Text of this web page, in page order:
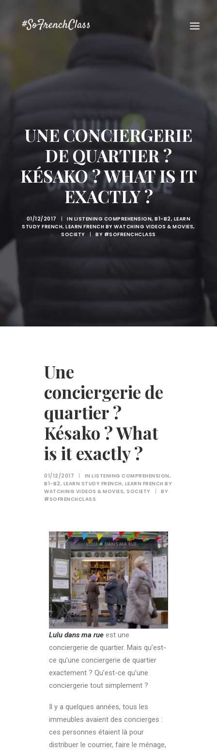
#SOFRENCHCLASS PRIVACY POLICY
Recherche
UNE CONCIERGERIE
DE QUARTIER ?
KÉSAKO ? WHAT IS IT
EXACTLY ?
01/12/2017 | IN LISTENING COMPREHENSION,B1-B2, LEARN
STUDY FRENCH,LEARN FRENCH BY WATCHING VIDEOS & MOVIES,
SOCIETY
| BY #SOFRENCHCLASS
Une
conciergerie de
quartier ?
Késako ? What
is it exactly ?
01/12/2017 | IN LISTENING COMPREHENSION,
B1-B2, LEARN STUDY FRENCH, LEARN FRENCH BY
WATCHING VIDEOS & MOVIES, SOCIETY |
BY
#SOFRENCHCLASS
Lulu dans ma rue est une
conciergerie de quartier. Mais qu’est-
ce qu’une conciergerie de quartier
exactement ? Qu’est-ce qu’une
conciergerie tout simplement ?
Il y a quelques années, tous les
immeubles avaient des concierges :
ces personnes étaient là pour
distribuer le courrier, faire le ménage,